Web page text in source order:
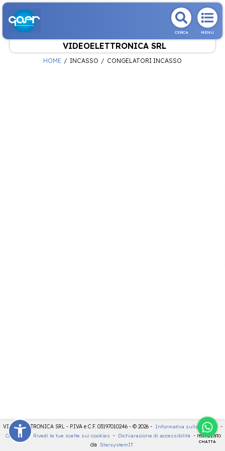
CERCA MENU
VIDEOELETTRONICA SRL
CHATTA
HOME INCASSO CONGELATORI INCASSO
VIDEOELETTRONICA SRL - P.IVA e C.F. 03197010246 - © 2026 - Informativa sulla privacy -
Cookies
- Rivedi le tue scelte sui cookies - Dichiarazione di accessibilità - realizzato
da
StarsystemIT